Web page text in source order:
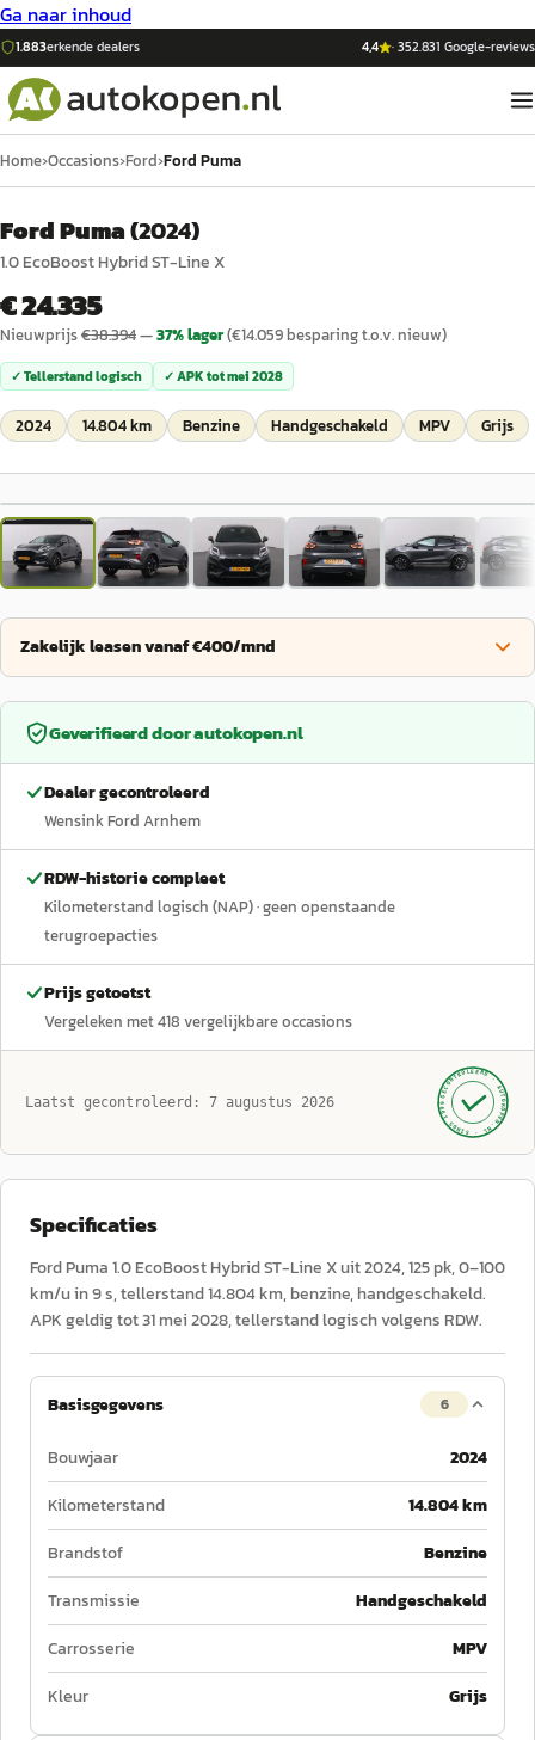
Ga naar inhoud
1.883erkende dealers 4,4 ·352.831 Google-reviews
Home›Occasions›Ford›Ford Puma
Ford Puma(2024)
1.0 EcoBoost Hybrid ST-Line X
€ 24.335
Nieuwprijs€38.394—37% lager(€14.059besparing t.o.v. nieuw)
✓ Tellerstand logisch ✓ APK totmei 2028
2024 14.804 km Benzine Handgeschakeld MPV Grijs
1/45
Zakelijk leasen vanaf €400/mnd
Geverifieerd doorautokopen.nl
Dealer gecontroleerd
Wensink Ford Arnhem
RDW-historie compleet
Kilometerstand logisch (NAP)· geen openstaande
terugroepacties
Prijs getoetst
Vergeleken met418 vergelijkbare occasions
Laatst gecontroleerd: 7 augustus 2026 GECONTROLEERD ·
AUTOKOPEN.NL
· SINDS 1999 ·
Specificaties
Ford Puma 1.0 EcoBoost Hybrid ST-Line X uit 2024, 125 pk, 0–100
km/u in 9 s, tellerstand 14.804 km, benzine, handgeschakeld.
APK geldig tot 31 mei 2028, tellerstand logisch volgens RDW.
Basisgegevens 6
Bouwjaar
2024
Kilometerstand
14.804 km
Brandstof
Benzine
Transmissie
Handgeschakeld
Carrosserie
MPV
Kleur
Grijs